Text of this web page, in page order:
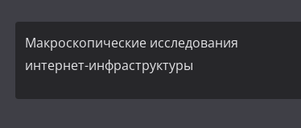
Макроскопические исследования
интернет-инфраструктуры